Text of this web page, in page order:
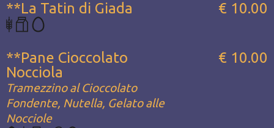
**La Tatin di Giada € 10.00
**Pane Cioccolato
Nocciola
Tramezzino al Cioccolato
Fondente, Nutella, Gelato alle
Nocciole
€ 10.00